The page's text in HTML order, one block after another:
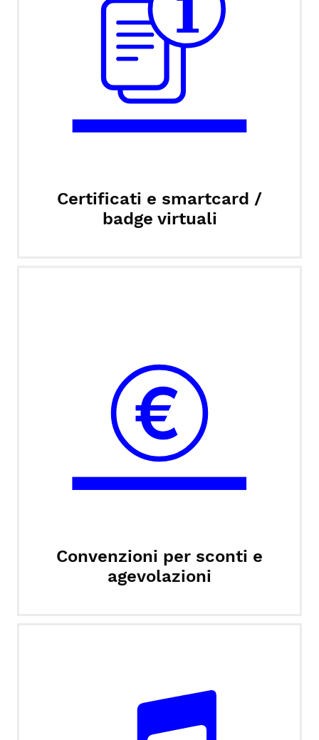
Certificati e smartcard /
badge virtuali
Convenzioni per sconti e
agevolazioni